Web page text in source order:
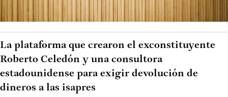
La plataforma que crearon el exconstituyente
Roberto Celedón y una consultora
estadounidense para exigir devolución de
dineros a las isapres